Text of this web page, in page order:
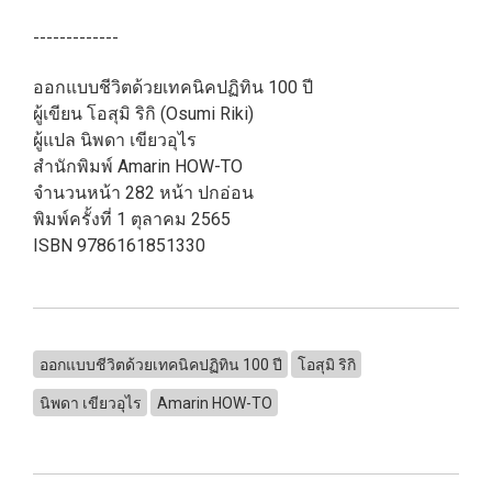
-------------
ออกแบบชีวิตด้วยเทคนิคปฏิทิน 100 ปี
ผู้เขียน โอสุมิ ริกิ (Osumi Riki)
ผู้แปล นิพดา เขียวอุไร
สำนักพิมพ์ Amarin HOW-TO
จำนวนหน้า 282 หน้า ปกอ่อน
พิมพ์ครั้งที่ 1 ตุลาคม 2565
ISBN 9786161851330
ออกแบบชีวิตด้วยเทคนิคปฏิทิน 100 ปี โอสุมิ ริกิ
นิพดา เขียวอุไร Amarin HOW-TO